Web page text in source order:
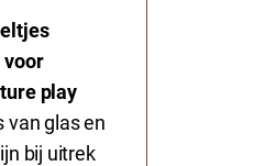
voor
play
vanglasen
bij uitrek